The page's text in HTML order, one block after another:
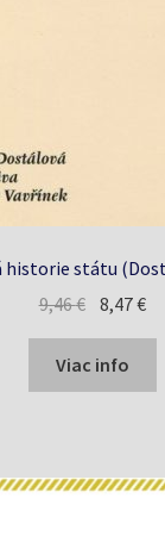
historie státu
9,46€ Pôvodná
cena
bola:
9,46 €.
8,47€
Viac info